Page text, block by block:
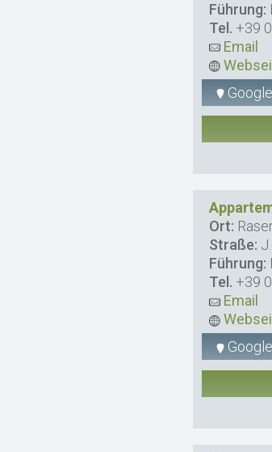
Führung:
Tel. +39
Email
Ort:
Straße:
Führung:
Tel. +39
Email